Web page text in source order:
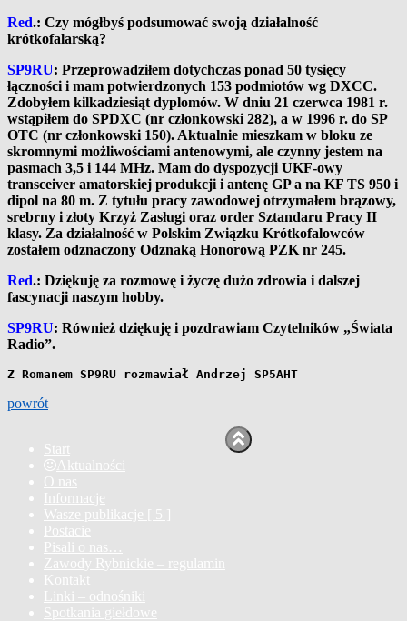
Red.: Czy mógłbyś podsumować swoją działalność
krótkofalarską?
SP9RU: Przeprowadziłem dotychczas ponad 50 tysięcy
łączności i mam potwierdzonych 153 podmiotów wg DXCC.
Zdobyłem kilkadziesiąt dyplomów. W dniu 21 czerwca 1981 r.
wstąpiłem do SPDXC (nr członkowski 282), a w 1996 r. do SP
OTC (nr członkowski 150). Aktualnie mieszkam w bloku ze
skromnymi możliwościami antenowymi, ale czynny jestem na
pasmach 3,5 i 144 MHz. Mam do dyspozycji UKF-owy
transceiver amatorskiej produkcji i antenę GP a na KF TS 950 i
dipol na 80 m. Z tytułu pracy zawodowej otrzymałem brązowy,
srebrny i złoty Krzyż Zasługi oraz order Sztandaru Pracy II
klasy. Za działalność w Polskim Związku Krótkofalowców
zostałem odznaczony Odznaką Honorową PZK nr 245.
Red.: Dziękuję za rozmowę i życzę dużo zdrowia i dalszej
fascynacji naszym hobby.
SP9RU: Również dziękuję i pozdrawiam Czytelników „Świata
Radio”.
Z Romanem SP9RU rozmawiał Andrzej SP5AHT
powrót
Start
Aktualności
O nas
Informacje
Wasze publikacje [ 5 ]
Postacie
Pisali o nas…
Zawody Rybnickie – regulamin
Kontakt
Linki – odnośniki
Spotkania giełdowe